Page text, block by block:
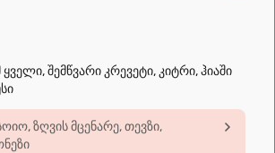
შემწვარი კრევეტი, კიტრი, ჰიაში
ზღვის მცენარე, თევზი,